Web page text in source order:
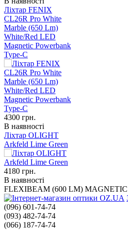
Ліхтар FENIX
CL26R Pro White
Marble (650 Lm)
White/Red LED
Magnetic Powerbank
Type-C
4300 грн.
В наявності
Ліхтар OLIGHT
Arkfeld Lime Green
4180 грн.
В наявності
FLEXIBEAM (600 LM)
(096) 601-74-74
(093) 482-74-74
(066) 187-74-74